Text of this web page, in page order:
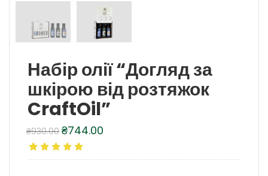
Набір олії “Догляд за
шкірою від розтяжок
CraftOil”
₴930.00
Оригінальна
ціна:
₴744.00
Поточна
ціна: